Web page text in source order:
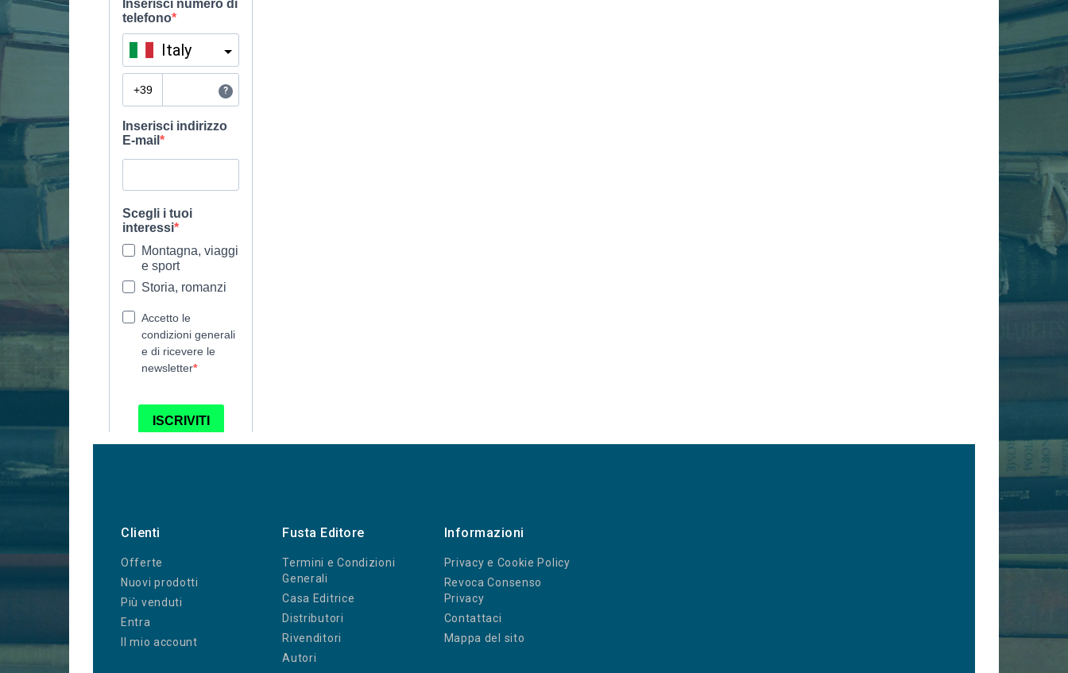
Clienti
Offerte
Nuovi prodotti
Più venduti
Entra
Il mio account
Fusta Editore
Termini e Condizioni
Generali
Casa Editrice
Distributori
Rivenditori
Autori
Informazioni
Privacy e Cookie Policy
Revoca Consenso
Privacy
Contattaci
Mappa del sito